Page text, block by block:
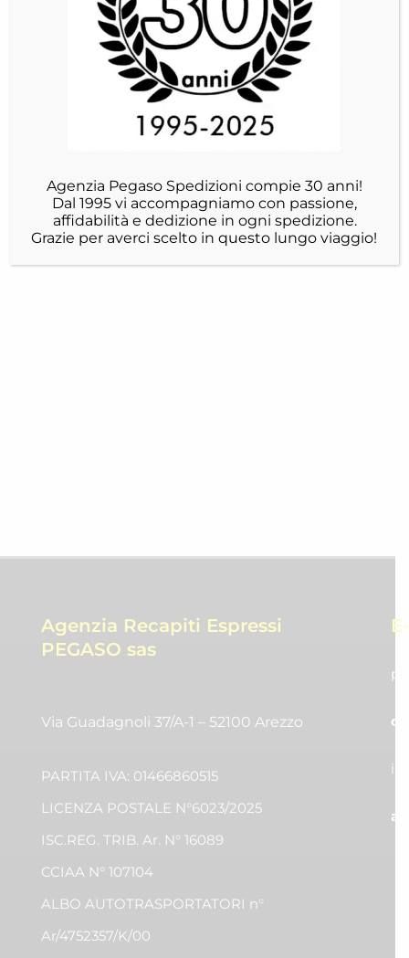
Agenzia Recapiti Espressi
PEGASO sas
Via Guadagnoli 37/A-1 – 52100 Arezzo
PARTITA IVA: 01466860515
LICENZA POSTALE N°6023/2025
ISC.REG. TRIB. Ar. N° 16089
CCIAA N° 107104
ALBO AUTOTRASPORTATORI n°
Ar/4752357/K/00
Agenzia Pegaso Spedizioni compie 30 anni!
Dal 1995 vi accompagniamo con passione,
affidabilità e dedizione in ogni spedizione.
Grazie per averci scelto in questo lungo viaggio!